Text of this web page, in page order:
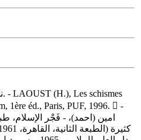
1ère éd., Paris, PUF, 1996.  -